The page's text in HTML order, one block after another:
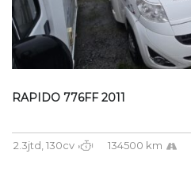
RAPIDO 776FF 2011
2.3jtd, 130cv 134500 km